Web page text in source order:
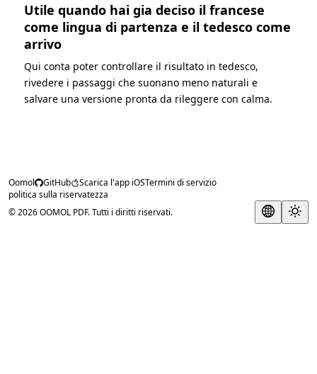
Utile quando hai gia deciso il francese
come lingua di partenza e il tedesco come
arrivo
Qui conta poter controllare il risultato in tedesco,
rivedere i passaggi che suonano meno naturali e
salvare una versione pronta da rileggere con calma.
Oomol GitHub Scarica l'app iOSTermini di servizio
politica sulla riservatezza
© 2026 OOMOL PDF. Tutti i diritti riservati.